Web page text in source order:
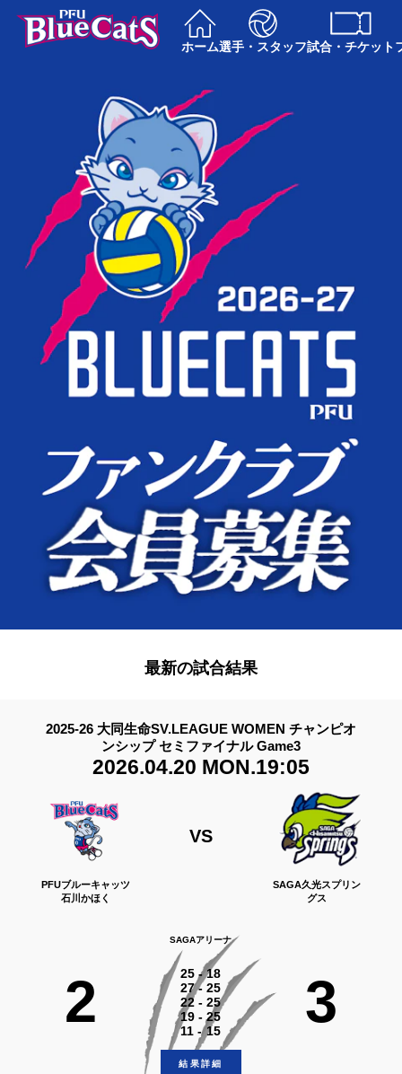
ホーム選手・スタッフ試合・チケット
最新の試合結果
2025-26 大同生命SV.LEAGUE WOMEN チャンピオ
ンシップ セミファイナル Game3
2026.04.20 MON.19:05
PFUブルーキャッツ
石川かほく
VS
SAGAアリーナ
2 25 -
27-
22 -
19 -
11 -
18
25
25
25
15
3
結果詳細
SAGA久光スプリン
グス